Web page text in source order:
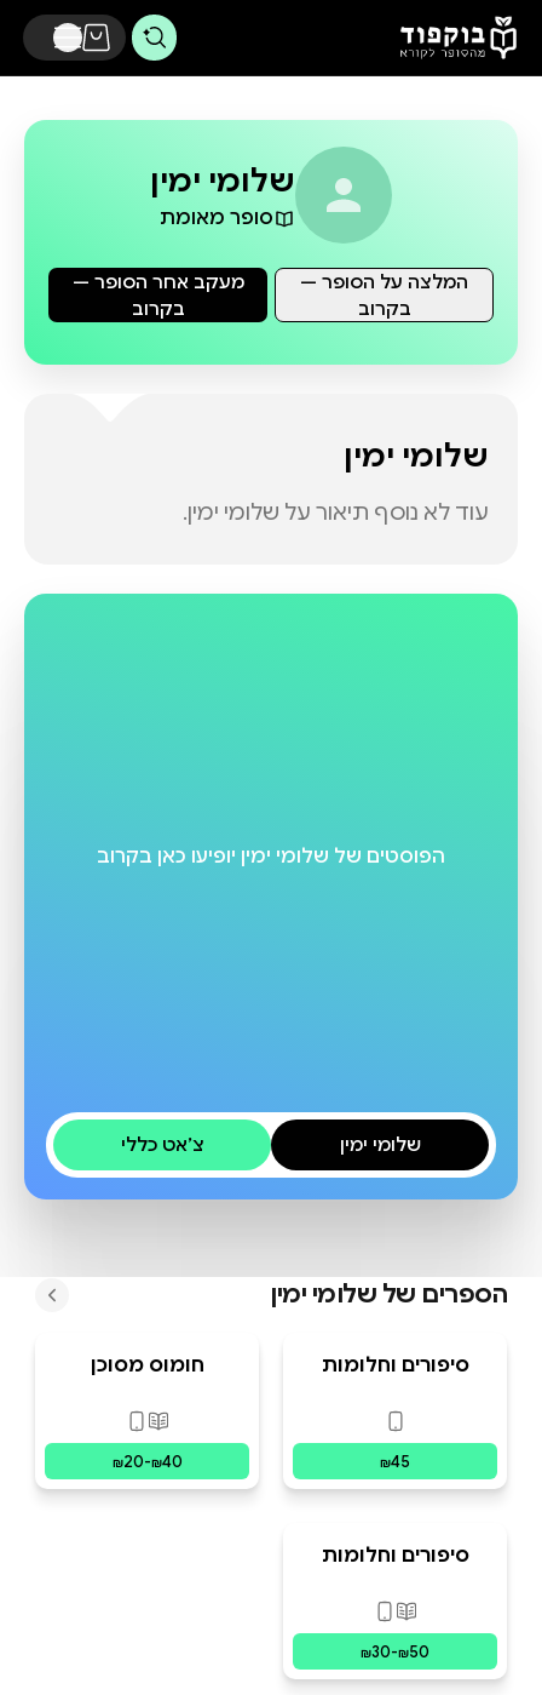
דלג לתוכן הראשי
שלומי ימין
סופר מאומת
מעקב אחר הסופר —
בקרוב
המלצה על הסופר —
בקרוב
שלומי ימין
עוד לא נוסף תיאור על שלומי ימין.
הפוסטים של שלומי ימין יופיעו כאן בקרוב
שלומי ימין צ׳אט כללי
הספרים של שלומי ימין
סיפורים וחלומות
פורמטים זמינים
₪45
חומוס מסוכן
פורמטים זמינים
₪20-₪40
סיפורים וחלומות
פורמטים זמינים
₪30-₪50